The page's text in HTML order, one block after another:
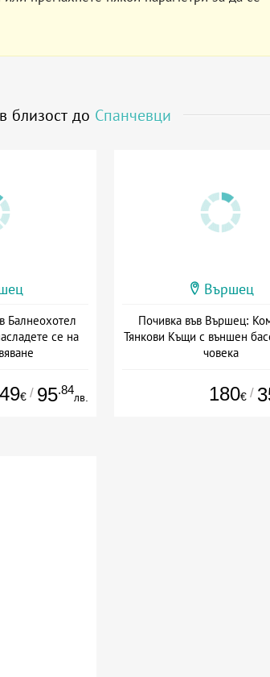
близост до Спанчевци
Балнеохотел
се на
49€ / 95.84
лв.
Вършец
Почивка във Вършец:
Тянкови Къщи с външен
човека
180€ /